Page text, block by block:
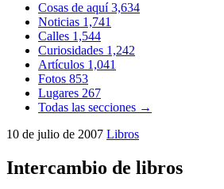
Cosas de aquí3,634
Noticias 1,741
Calles 1,544
Curiosidades 1,242
Artículos 1,041
Fotos 853
Lugares 267
Todas las secciones →
10 de julio de 2007 Libros
Intercambio de libros